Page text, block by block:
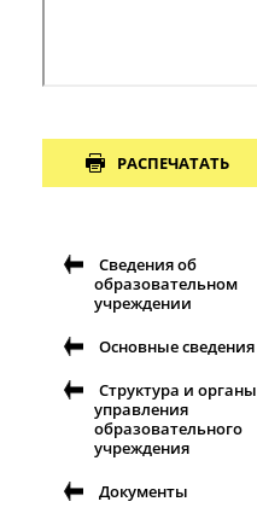
РАСПЕЧАТАТЬ
Сведения об
образовательном
учреждении
Основные сведения
Структура и органы
управления
образовательного
учреждения
Документы